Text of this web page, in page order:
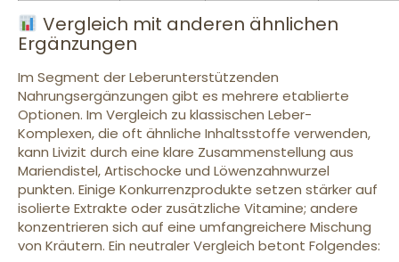
Vergleich mit anderen ähnlichen
Ergänzungen
Im Segment der Leberunterstützenden
Nahrungsergänzungen gibt es mehrere etablierte
Optionen. Im Vergleich zu klassischen Leber-
Komplexen, die oft ähnliche Inhaltsstoffe verwenden,
kann Livizit durch eine klare Zusammenstellung aus
Mariendistel, Artischocke und Löwenzahnwurzel
punkten. Einige Konkurrenzprodukte setzen stärker auf
isolierte Extrakte oder zusätzliche Vitamine; andere
konzentrieren sich auf eine umfangreichere Mischung
von Kräutern. Ein neutraler Vergleich betont Folgendes: